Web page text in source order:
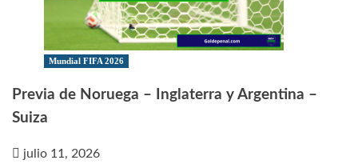
Mundial FIFA 2026
Previa de Noruega – Inglaterra y Argentina –
Suiza
julio 11, 2026